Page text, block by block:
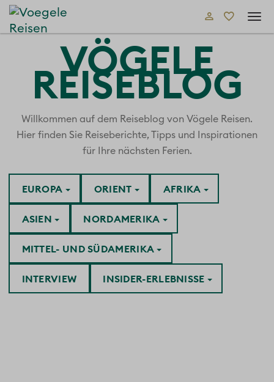
VÖGELE
REISEBLOG
Willkommen auf dem Reiseblog von Vögele Reisen.
Hier finden Sie Reiseberichte, Tipps und Inspirationen
für Ihre nächsten Ferien.
AFRIKA
ASIEN
EUROPA
INSIDER-ERLEBNISSE
INTERVIEW
MITTEL- UND SÜDAMERIKA
NORDAMERIKA
ORIENT